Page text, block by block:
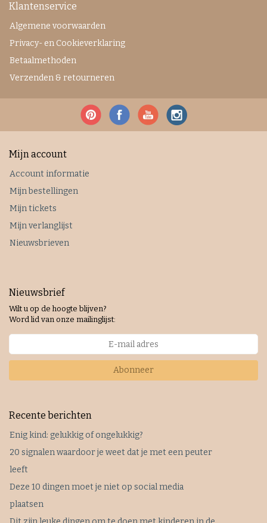
Klantenservice
Algemene voorwaarden
Privacy- en Cookieverklaring
Betaalmethoden
Verzenden & retourneren
Mijn account
Account informatie
Mijn bestellingen
Mijn tickets
Mijn verlanglijst
Nieuwsbrieven
Nieuwsbrief
Wilt u op de hoogte blijven?
Word lid van onze mailinglijst:
Abonneer
Recente berichten
Enig kind: gelukkig of ongelukkig?
20 signalen waardoor je weet dat je met een peuter
leeft
Deze 10 dingen moet je niet op social media
plaatsen